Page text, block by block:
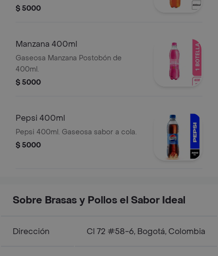
$ 5000
Manzana 400ml
Gaseosa Manzana Postobón de
400ml.
$ 5000
Pepsi 400ml
Pepsi 400ml. Gaseosa sabor a cola.
$ 5000
Sobre Brasas y Pollos el Sabor Ideal
Dirección Cl 72 #58-6, Bogotá, Colombia